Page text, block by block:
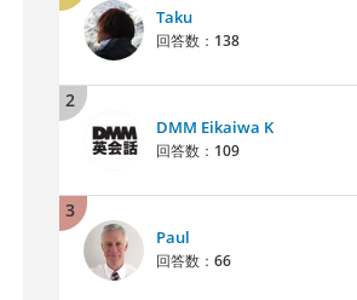
Taku
回答数： 138
2
DMM Eikaiwa K
回答数： 109
3
Paul
回答数： 66